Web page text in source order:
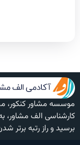
موسسه مشاور کنکور،
کارشناسی الف مشاور،
برسید و راز رتبه برتر